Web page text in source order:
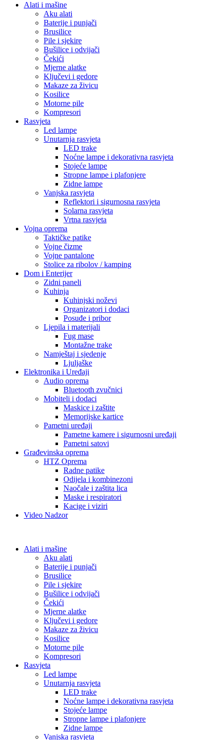
Alati i mašine
Aku alati
Baterije i punjači
Brusilice
Pile i sjekire
Bušilice i odvijači
Čekići
Mjerne alatke
Ključevi i gedore
Makaze za živicu
Kosilice
Motorne pile
Kompresori
Rasvjeta
Led lampe
Unutarnja rasvjeta
LED trake
Noćne lampe i dekorativna rasvjeta
Stojeće lampe
Stropne lampe i plafonjere
Zidne lampe
Vanjska rasvjeta
Reflektori i sigurnosna rasvjeta
Solarna rasvjeta
Vrtna rasvjeta
Vojna oprema
Taktičke patike
Vojne čizme
Vojne pantalone
Stolice za ribolov / kamping
Dom i Enterijer
Zidni paneli
Kuhinja
Kuhinjski noževi
Organizatori i dodaci
Posuđe i pribor
Ljepila i materijali
Fug mase
Montažne trake
Namještaj i sjedenje
Ljuljaške
Elektronika i Uređaji
Audio oprema
Bluetooth zvučnici
Mobiteli i dodaci
Maskice i zaštite
Memorijske kartice
Pametni uređaji
Pametne kamere i sigurnosni uređaji
Pametni satovi
Građevinska oprema
HTZ Oprema
Radne patike
Odijela i kombinezoni
Naočale i zaštita lica
Maske i respiratori
Kacige i viziri
Video Nadzor
Alati i mašine
Aku alati
Baterije i punjači
Brusilice
Pile i sjekire
Bušilice i odvijači
Čekići
Mjerne alatke
Ključevi i gedore
Makaze za živicu
Kosilice
Motorne pile
Kompresori
Rasvjeta
Led lampe
Unutarnja rasvjeta
LED trake
Noćne lampe i dekorativna rasvjeta
Stojeće lampe
Stropne lampe i plafonjere
Zidne lampe
Vanjska rasvjeta